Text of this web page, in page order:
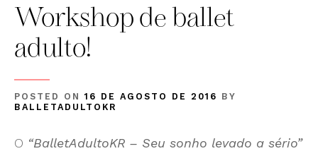
Workshop de ballet
adulto!
POSTED ON16 DE AGOSTO DE 2016 BY
BALLETADULTOKR
O “BalletAdultoKR – Seu sonho levado a sério”